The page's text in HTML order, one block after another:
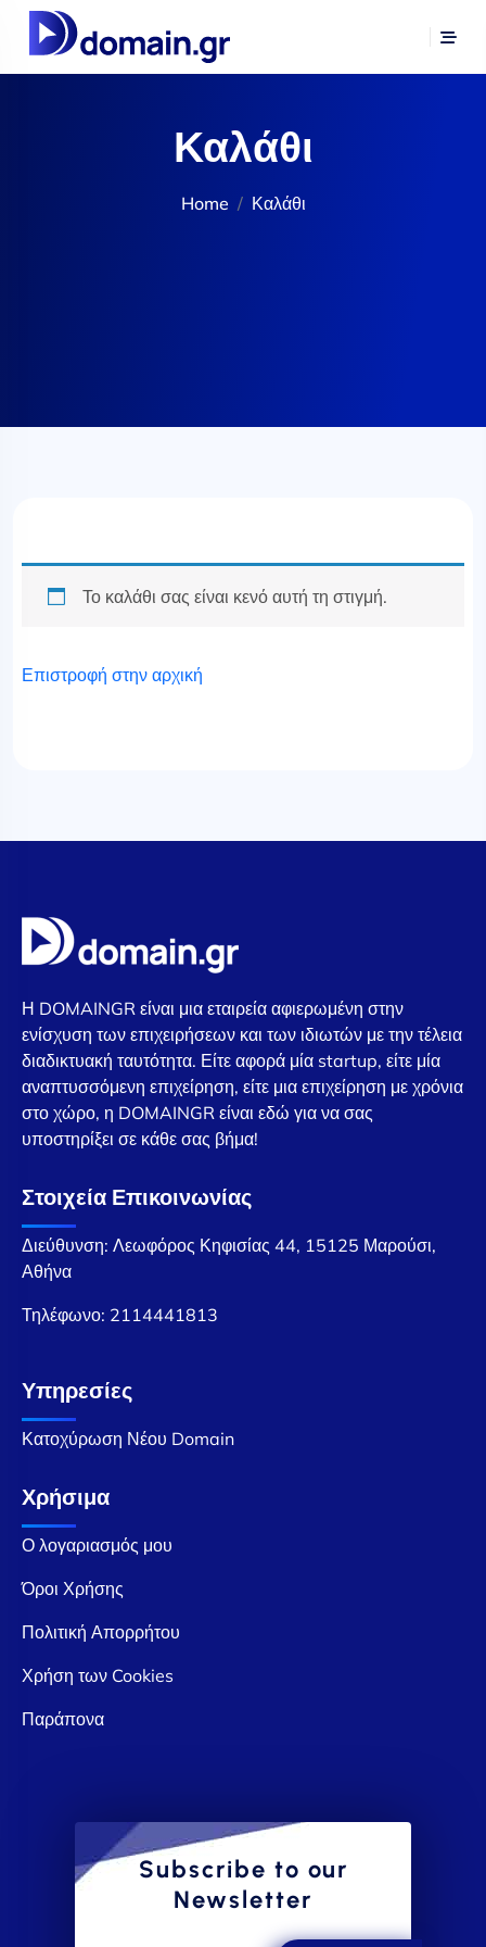
Καλάθι
Home Καλάθι
Το καλάθι σας είναι κενό αυτή τη στιγμή.
Επιστροφή στην αρχική
Η DOMAINGR είναι μια εταιρεία αφιερωμένη στην
ενίσχυση των επιχειρήσεων και των ιδιωτών με την τέλεια
διαδικτυακή ταυτότητα. Είτε αφορά μία startup, είτε μία
αναπτυσσόμενη επιχείρηση, είτε μια επιχείρηση με χρόνια
στο χώρο, η DOMAINGR είναι εδώ για να σας
υποστηρίξει σε κάθε σας βήμα!
Στοιχεία Επικοινωνίας
Διεύθυνση: Λεωφόρος Κηφισίας 44, 15125 Μαρούσι,
Αθήνα
Τηλέφωνο: 2114441813
Υπηρεσίες
Κατοχύρωση Νέου Domain
Χρήσιμα
Ο λογαριασμός μου
Όροι Χρήσης
Πολιτική Απορρήτου
Χρήση των Cookies
Παράπονα
Subscribe to our
Newsletter